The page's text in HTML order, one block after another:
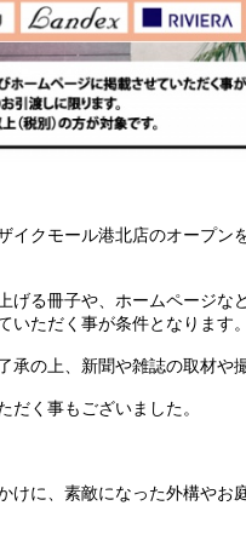
イクモール港北店のオープン
げる冊子や、ホームページな
いただく事が条件となります。
承の上、新聞や雑誌の取材や
だく事もございました。
けに、素敵になった外構やお